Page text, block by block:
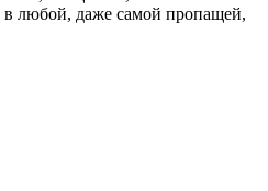
в любой, даже самой пропащей,